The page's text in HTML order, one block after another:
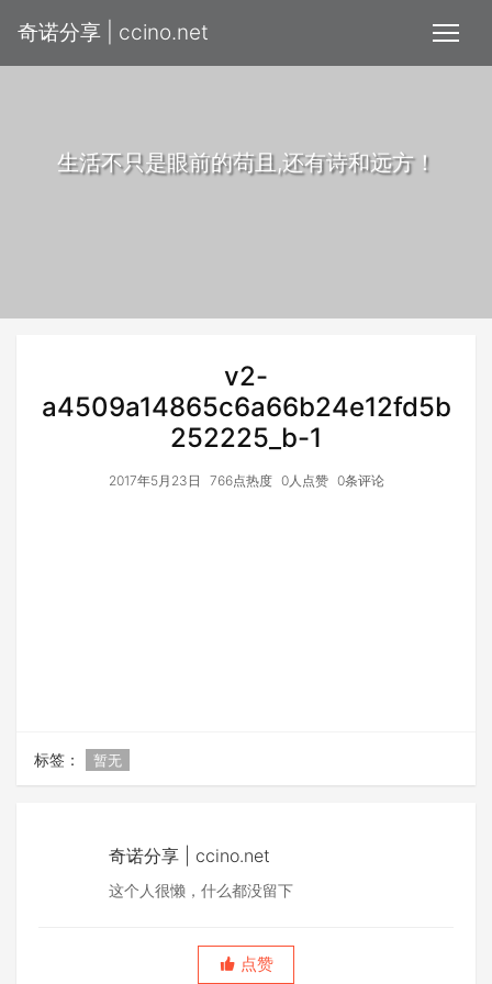
奇诺分享 | ccino.net
生活不只是眼前的苟且,还有诗和远方！
v2-
a4509a14865c6a66b24e12fd5b
252225_b-1
2017年5月23日 766点热度 0人点赞 0条评论
标签： 暂无
奇诺分享 | ccino.net
这个人很懒，什么都没留下
点赞